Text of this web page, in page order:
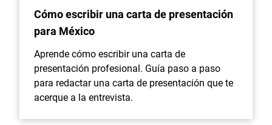
Cómo escribir una carta de presentación
para México
Aprende cómo escribir una carta de
presentación profesional. Guía paso a paso
para redactar una carta de presentación que te
acerque a la entrevista.